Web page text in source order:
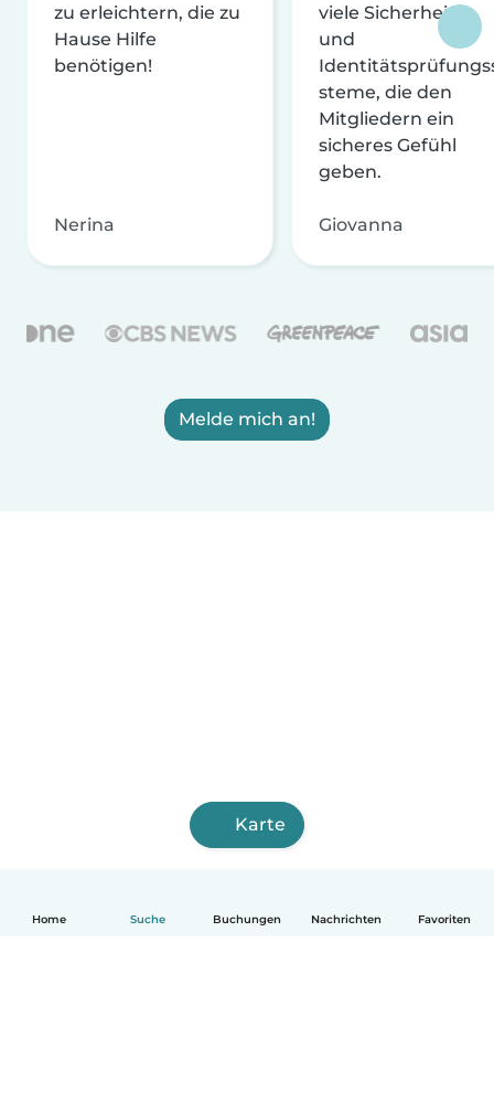
Home Suche Buchungen Nachrichten Favoriten
zu erleichtern, die zu
Hause Hilfe
benötigen!
Nerina
viele Sicherheits-
und
steme, die den
Mitgliedern ein
sicheres Gefühl
geben.
Giovanna
Melde mich an!
Karte